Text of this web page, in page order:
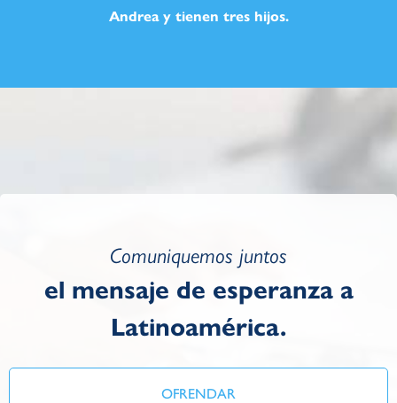
Andrea y tienen tres hijos.
Comuniquemos juntos
el mensaje de esperanza a
Latinoamérica.
OFRENDAR